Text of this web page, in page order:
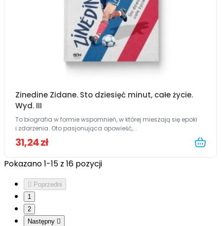
Zinedine Zidane. Sto dziesięć minut, całe życie.
Wyd. III
To biografia w formie wspomnień, w której mieszają się epoki
i zdarzenia. Oto pasjonująca opowieść,...
31,24 zł
Pokazano 1-15 z 16 pozycji
 Poprzedni
1
2
Następny 